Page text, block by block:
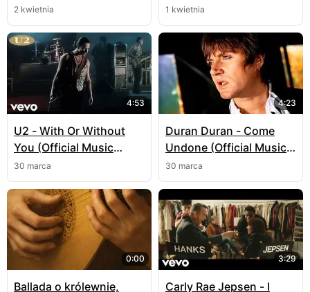
2 kwietnia
Fiorello)
1 kwietnia
4:53
U2 - With Or Without
You (Official Music
Video)
30 marca
4:23
Duran Duran - Come
Undone (Official Music
Video)
30 marca
0:00
Ballada o królewnie,
3:29
Carly Rae Jepsen - I